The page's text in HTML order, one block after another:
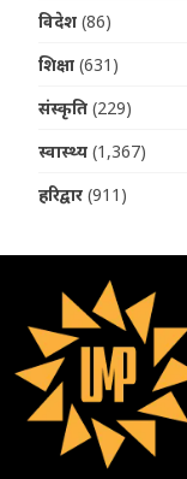
विदेश (86)
शिक्षा (631)
संस्कृति (229)
स्वास्थ्य (1,367)
हरिद्वार (911)